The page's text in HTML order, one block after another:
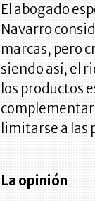
El abogado
Navarro
marcas, pero
siendo así, el
los productos
limitarse a las
La opinión